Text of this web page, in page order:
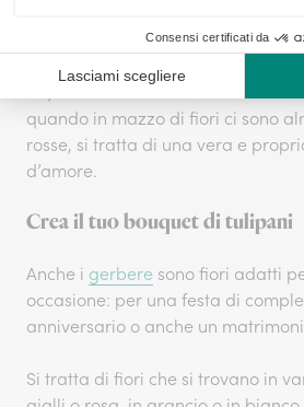
una rosa rossa, stai
persona che è stato amore a
quando in mazzo di fiori ci sono
rosse, si tratta di una vera e
d’amore.
Crea il tuo bouquet di tulipani
Anche i gerbere sono fiori adatti
occasione: per una festa di
anniversario o anche un
Si tratta di fiori che si trovano in